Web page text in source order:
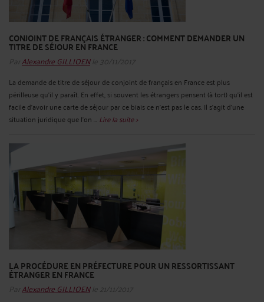
CONJOINT DE FRANÇAIS ÉTRANGER : COMMENT DEMANDER UN
TITRE DE SÉJOUR EN FRANCE
ParAlexandre GILLIOENle 30/11/2017
La demande de titre de séjour de conjoint de français en France est plus
périlleuse qu’il y paraît. En effet, si souvent les étrangers pensent (à tort) qu’il est
facile d’avoir une carte de séjour par ce biais ce n’est pas le cas. Il s’agit d’une
situation juridique que l’on ... Lire la suite >
LA PROCÉDURE EN PRÉFECTURE POUR UN RESSORTISSANT
ÉTRANGER EN FRANCE
ParAlexandre GILLIOENle 21/11/2017